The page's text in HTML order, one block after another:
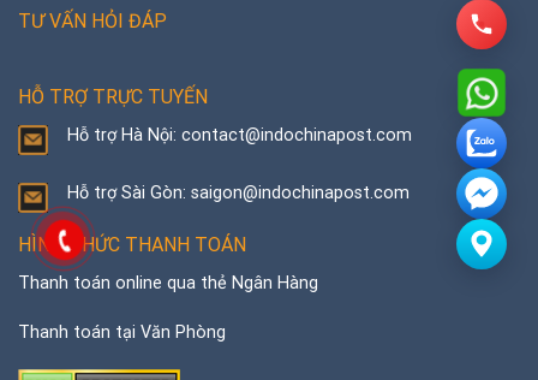
TƯ VẤN HỎI ĐÁP
HỖ TRỢ TRỰC TUYẾN
Hỗ trợ Hà Nội: contact@indochinapost.com
Hỗ trợ Sài Gòn: saigon@indochinapost.com
HÌNH THỨC THANH TOÁN
Thanh toán online qua thẻ Ngân Hàng
Thanh toán tại Văn Phòng